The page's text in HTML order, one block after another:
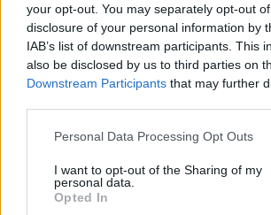
your opt-out. You may separately opt-out
disclosure of your personal information by
IAB’s list of downstream participants. This
also be disclosed by us to third parties on
Downstream Participants that may further
Please note that this website/app uses one
not limited to your visit or usage behaviour.
grant or deny consent to Google and its
use your data for below specified purposes
Personal Data Processing Opt Outs
I want to opt-out of the Sharing of my
personal data.
Opted In
Sigue leyendo
RECETAS